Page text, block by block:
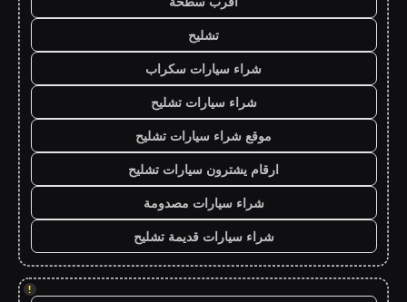
تشليح
شراء سيارات سكراب
شراء سيارات تشليح
موقع شراء سيارات تشليح
ارقام يشترون سيارات تشليح
شراء سيارات مصدومة
شراء سيارات قديمة تشليح
!